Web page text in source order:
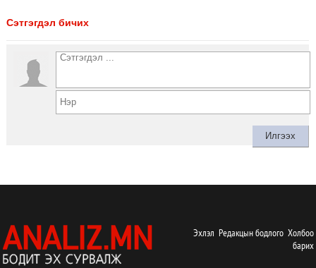
Сэтгэгдэл бичих
Эхлэл Редакцын бодлого Холбоо
барих